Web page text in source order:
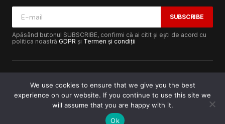
SUBSCRIBE
Apăsând butonul SUBSCRIBE, confirmi că ai citit și ești de acord cu
politica noastră GDPR și Termen și condiții
Copyright © 2017-2025Lugojeanul.ro· Toate drepturile
rezervate · Dezvoltat dePower Media FX
We use cookies to ensure that we give you the best
experience on our website. If you continue to use this site we
will assume that you are happy with it.
Ok